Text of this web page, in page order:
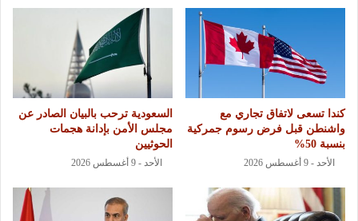
كندا تسعى لاتفاق تجاري مع
واشنطن قبل فرض رسوم جمركية
بنسبة 50%
الأحد - 9 أغسطس 2026
السعودية ترحب بالبيان الصادر عن
مجلس الأمن بإدانة هجمات
الحوثيين
الأحد - 9 أغسطس 2026